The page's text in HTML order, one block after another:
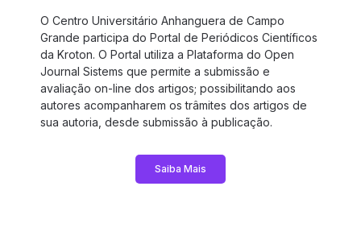
O Centro Universitário Anhanguera de Campo
Grande participa do Portal de Periódicos Científicos
da Kroton. O Portal utiliza a Plataforma do Open
Journal Sistems que permite a submissão e
avaliação on-line dos artigos; possibilitando aos
autores acompanharem os trâmites dos artigos de
sua autoria, desde submissão à publicação.
Saiba Mais